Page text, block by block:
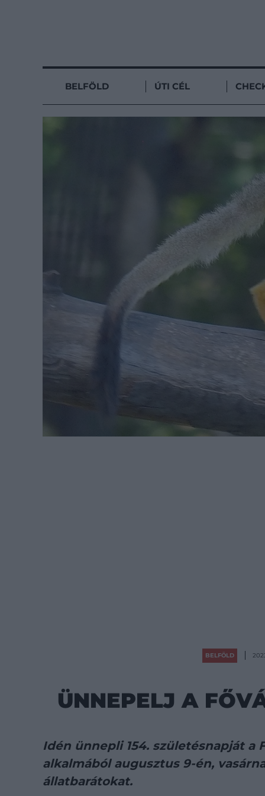
BELFÖLD ÚTI CÉL
BELFÖLD
ÜNNEPELJ A
Idén ünnepli 154. születésnapját a
alkalmából augusztus 9-én,
állatbarátokat.